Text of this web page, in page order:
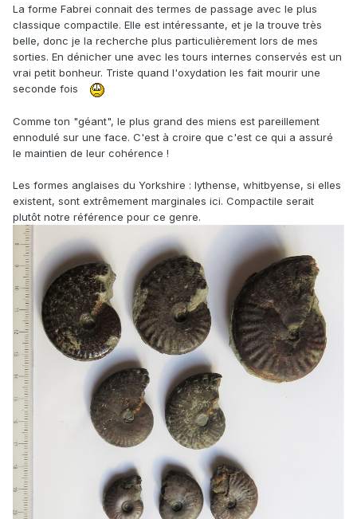
La forme Fabrei connait des termes de passage avec le plus
classique compactile. Elle est intéressante, et je la trouve très
belle, donc je la recherche plus particulièrement lors de mes
sorties. En dénicher une avec les tours internes conservés est un
vrai petit bonheur. Triste quand l'oxydation les fait mourir une
seconde fois
Comme ton "géant", le plus grand des miens est pareillement
ennodulé sur une face. C'est à croire que c'est ce qui a assuré
le maintien de leur cohérence !
Les formes anglaises du Yorkshire : lythense, whitbyense, si elles
existent, sont extrêmement marginales ici. Compactile serait
plutôt notre référence pour ce genre.